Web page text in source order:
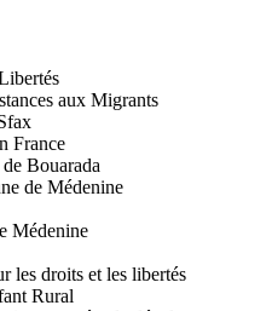
aux Migrants
France
Bouarada
de Médenine
Médenine
les droits et les libertés
Rural